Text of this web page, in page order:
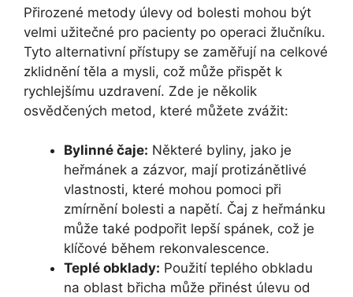
Přirozené metody úlevy od bolesti mohou být
velmi užitečné pro pacienty po operaci žlučníku.
Tyto alternativní přístupy se zaměřují na celkové
zklidnění těla a mysli, což může přispět k
rychlejšímu uzdravení. Zde je několik
osvědčených metod, které můžete zvážit:
Bylinné čaje: Některé byliny, jako je
heřmánek a zázvor, mají protizánětlivé
vlastnosti, které mohou pomoci při
zmírnění bolesti a napětí. Čaj z heřmánku
může také podpořit lepší spánek, což je
klíčové během rekonvalescence.
Teplé obklady: Použití teplého obkladu
na oblast břicha může přinést úlevu od